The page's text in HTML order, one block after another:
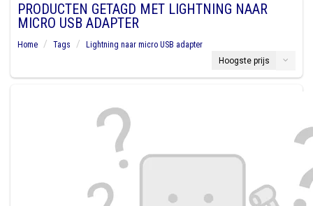
PRODUCTEN GETAGD MET LIGHTNING NAAR
MICRO USB ADAPTER
Home Tags
Lightning naar micro USB adapter
Hoogste prijs